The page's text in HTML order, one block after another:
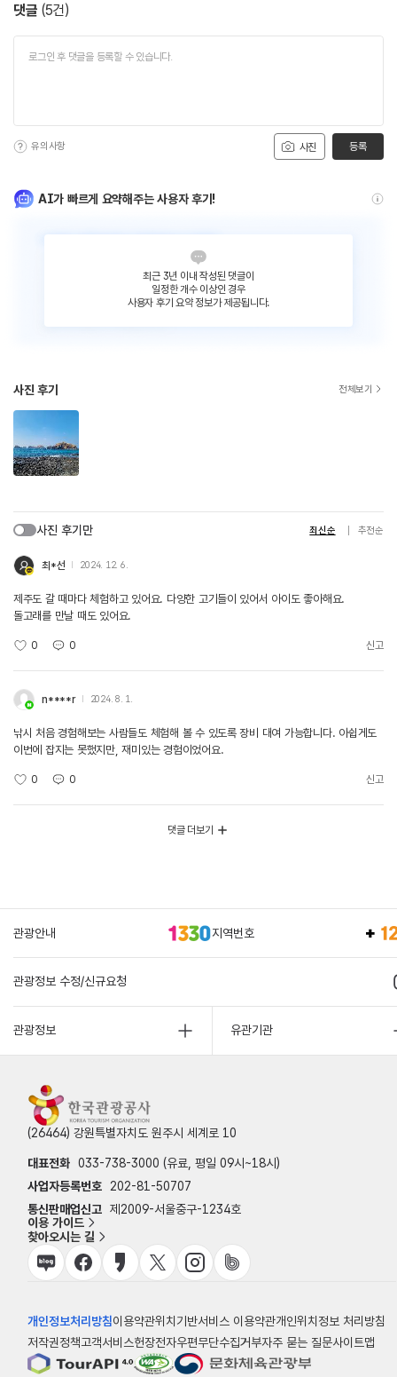
댓글 (5건)
사진
유의사항 등록
AI가 빠르게 요약해주는 사용자 후기!
최근 3년 이내 작성된 댓글이
일정한 개수 이상인 경우
사용자 후기 요약 정보가 제공됩니다.
사진 후기 전체보기
사진 후기만 최신순 추천순
최*선 2024. 12. 6.
제주도 갈 때마다 체험하고 있어요. 다양한 고기들이 있어서 아이도 좋아해요.
돌고래를 만날 때도 있어요.
0 0 신고
n****r 2024. 8. 1.
낚시 처음 경험해보는 사람들도 체험해 볼 수 있도록 장비 대여 가능합니다. 아쉽게도
이번에 잡지는 못했지만, 재미있는 경험이었어요.
0 0 신고
댓글 더보기
관광안내 지역번호
관광정보 수정/신규요청
관광정보 유관기관
(26464) 강원특별자치도 원주시 세계로 10
대표전화 033-738-3000 (유료, 평일 09시~18시)
사업자등록번호
202-81-50707
통신판매업신고 제2009-서울중구-1234호
이용 가이드
찾아오시는 길
개인정보처리방침이용약관위치기반서비스 이용약관개인위치정보 처리방침
저작권정책고객서비스헌장전자우편무단수집거부자주 묻는 질문사이트맵